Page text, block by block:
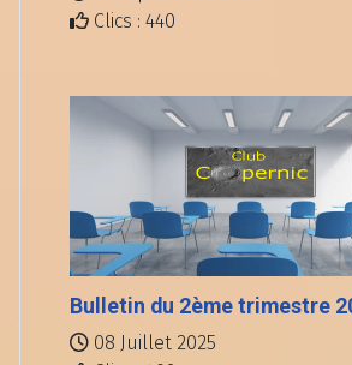
Clics : 440
Bulletin du 2ème trimestre
08 Juillet 2025